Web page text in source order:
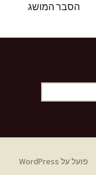
הסבר המושג
פועל על WordPress